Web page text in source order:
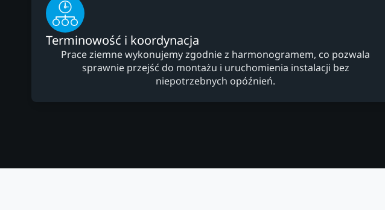
Terminowość i koordynacja
Prace ziemne wykonujemy zgodnie z harmonogramem, co pozwala
sprawnie przejść do montażu i uruchomienia instalacji bez
niepotrzebnych opóźnień.